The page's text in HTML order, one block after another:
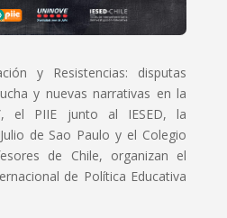
y Resistencias: disputas
y nuevas narrativas en la
el PIIE junto al IESED, la
de Sao Paulo y el Colegio
de Chile, organizan el
de Política Educativa